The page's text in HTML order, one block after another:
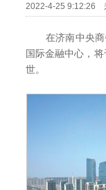
2022-4-25 9:12:26
在济南中央商务
国际金融中心，
世。